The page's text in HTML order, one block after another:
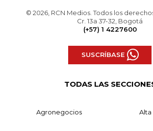
© 2026, RCN Medios. Todos los
Cr. 13a 37-32, Bogotá
(+57) 1 4227600
SUSCRÍBASE
TODAS LAS
Agronegocios Alta